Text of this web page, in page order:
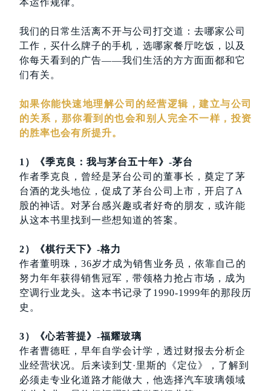
我们的日常生活离不开与公司打交道：去哪家公司
工作，买什么牌子的手机，选哪家餐厅吃饭，以及
你每天看到的广告——我们生活的方方面面都和它
们有关。
如果你能快速地理解公司的经营逻辑，建立与公司
的关系，那你看到的也会和别人完全不一样，投资
的胜率也会有所提升。
1）《季克良：我与茅台五十年》-茅台
作者季克良，曾经是茅台公司的董事长，奠定了茅
台酒的龙头地位，促成了茅台公司上市，开启了A
股的神话。对茅台感兴趣或者好奇的朋友，或许能
从这本书里找到一些想知道的答案。
2）《棋行天下》-格力
作者董明珠，36岁才成为销售业务员，依靠自己的
努力年年获得销售冠军，带领格力抢占市场，成为
空调行业龙头。这本书记录了1990-1999年的那段历
史。
3）《心若菩提》-福耀玻璃
作者曹德旺，早年自学会计学，透过财报去分析企
业经营状况。后来读到艾·里斯的《定位》，了解到
必须走专业化道路才能做大，他选择汽车玻璃领域